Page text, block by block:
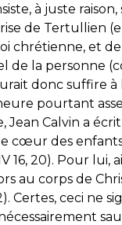
à juste
de Tertullien
chrétienne, et
de la personne
donc suffire
pourtant
Calvin a
cœur des
16, 20). Pour
au corps de
Certes, ceci ne